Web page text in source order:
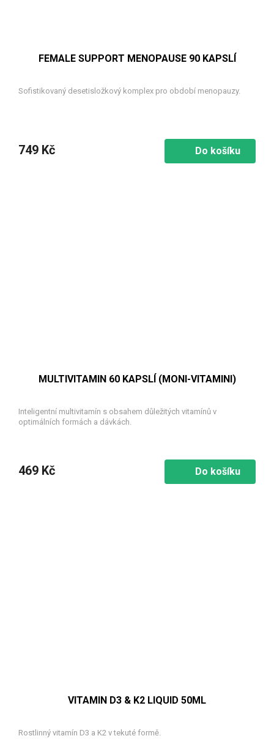
FEMALE SUPPORT MENOPAUSE 90 KAPSLÍ
Sofistikovaný desetisložkový komplex pro období menopauzy.
749 Kč Do košíku
MULTIVITAMIN 60 KAPSLÍ (MONI-VITAMINI)
Inteligentní multivitamín s obsahem důležitých vitamínů v
optimálních formách a dávkách.
469 Kč Do košíku
VITAMIN D3 & K2 LIQUID 50ML
Rostlinný vitamín D3 a K2 v tekuté formě.